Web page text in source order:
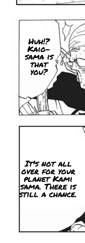
Huh!?
Kaio-
sama is
that
you?
It's not all
over for your
planet Kami
sama. There is
still a chance.